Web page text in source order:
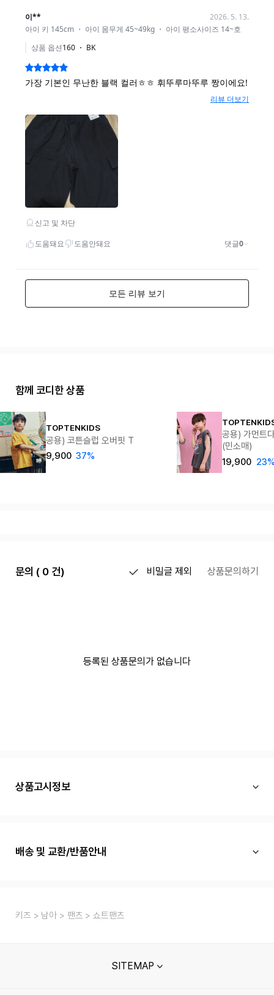
함께 코디한 상품
TOPTENKIDS
공용) 코튼슬럽 오버핏 T
9,900 37%
공용) 가먼트
(민소매)
19,900
문의 ( 0 건) 비밀글 제외 상품문의하기
등록된 상품문의가 없습니다
상품고시정보
배송 및 교환/반품안내
키즈 남아 팬츠 쇼트팬츠
SITEMAP